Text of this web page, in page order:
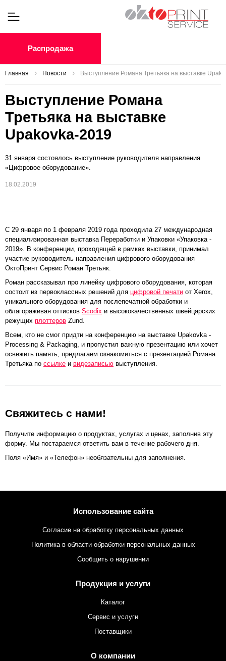
Распродажа
Главная Новости Выступление Романа Третьяка на выставке
Выступление Романа
Третьяка на выставке
Upakovka-2019
31 января состоялось выступление руководителя направления
«Цифровое оборудование».
18.02.2019
С 29 января по 1 февраля 2019 года проходила 27 международная
специализированная выставка Переработки и Упаковки «Упаковка -
2019». В конференции, проходящей в рамках выставки, принимал
участие руководитель направления цифрового оборудования
ОктоПринт Сервис Роман Третьяк.
Роман рассказывал про линейку цифрового оборудования, которая
состоит из первоклассных решений для цифровой печати от Xerox,
уникального оборудования для послепечатной обработки и
облагораживая оттисков Scodix и высококачественных швейцарских
режущих плоттеров Zund.
Всем, кто не смог придти на конференцию на выставке Upakovka -
Processing & Packaging, и пропустил важную презентацию или хочет
освежить память, предлагаем ознакомиться с презентацией Романа
Третьяка по ссылке и видезаписью выступления.
Свяжитесь с нами!
Получите информацию о продуктах, услугах и ценах, заполнив эту
форму. Мы постараемся ответить вам в течение рабочего дня.
Поля «Имя» и «Телефон» необязательны для заполнения.
Использование сайта
Согласие на обработку персональных данных
Политика в области обработки персональных данных
Сообщить о нарушении
Продукция и услуги
Каталог
Сервис и услуги
Поставщики
О компании